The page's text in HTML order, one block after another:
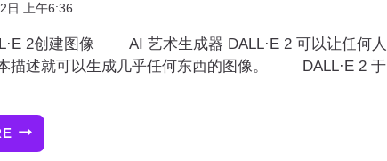
日 上午6:36
2创建图像 AI 艺术生成器 DALL·E 2 可以让任何人
描述就可以生成几乎任何东西的图像。 DALL·E 2 于
如
何